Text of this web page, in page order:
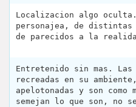
Localizacion algo oculta.
personajea, de distintas
de parecidos a la
Entretenido sin mas.
recreadas en su
apelotonadas y son como
semejan lo que son, no